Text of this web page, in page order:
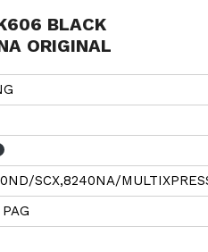
BLACK
ORIGINAL
SCX,8240NA/